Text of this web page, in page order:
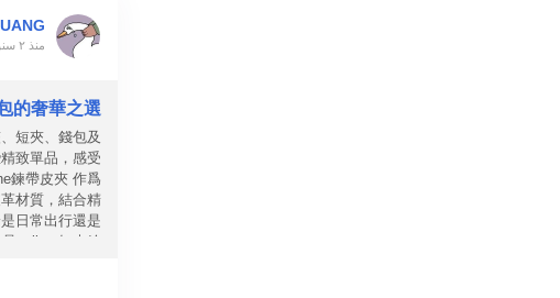
منذ ٢ سنوات
的奢華之選
短夾、錢包及
致單品，感受
鍊帶皮夾 作爲
材質，結合精
日常出行還是
celine 短夾給
或精致的印花